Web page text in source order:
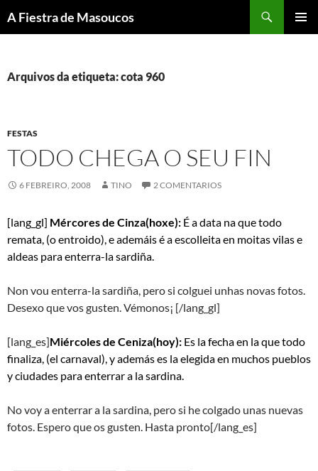
aoA Fiestra de Masoucos
Arquivos da etiqueta: cota 960
FESTAS
TODO CHEGA O SEU FIN
6 FEBREIRO, 2008 TINO 2 COMENTARIOS
[lang_gl] Mércores de Cinza(hoxe): É a data na que todo
remata, (o entroido), e ademáis é a escolleita en moitas vilas e
aldeas para enterra-la sardiña.
Non vou enterra-la sardiña, pero si colguei unhas novas fotos.
Desexo que vos gusten. Vémonos¡ [/lang_gl]
[lang_es]Miércoles de Ceniza(hoy): Es la fecha en la que todo
finaliza, (el carnaval), y además es la elegida en muchos pueblos
y ciudades para enterrar a la sardina.
No voy a enterrar a la sardina, pero si he colgado unas nuevas
fotos. Espero que os gusten. Hasta pronto[/lang_es]